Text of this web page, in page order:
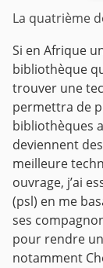
La quatrième
Si en Afrique
bibliothèque
trouver une
permettra de
bibliothèques
deviennent
meilleure
ouvrage, j’ai
(psl) en me
ses
pour rendre
notamment